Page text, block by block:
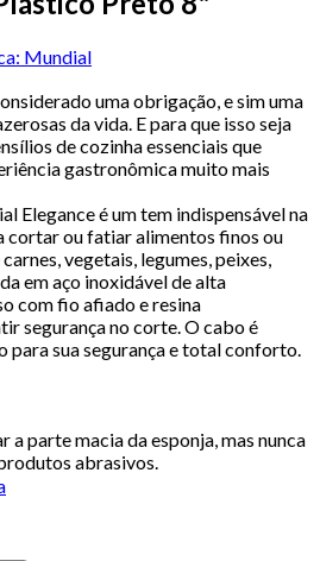
Mundial
uma obrigação, e sim uma
da vida. E para que isso seja
de cozinha essenciais que
gastronômica muito mais
Elegance é um tem indispensável na
cortar ou fatiar alimentos finos ou
vegetais, legumes, peixes,
em aço inoxidável de alta
com fio afiado e resina
segurança no corte. O cabo é
para sua segurança e total conforto.
a parte macia da esponja, mas nunca
abrasivos.